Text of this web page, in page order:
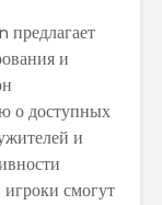
предлагает
и
о доступных
и
игроки смогут